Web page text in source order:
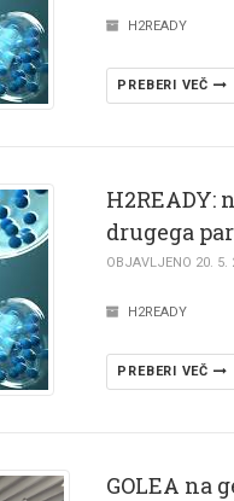
H2READY
PREBERI VEČ
H2READY:
drugega
OBJAVLJENO 20. 5.
H2READY
PREBERI VEČ
GOLEA na